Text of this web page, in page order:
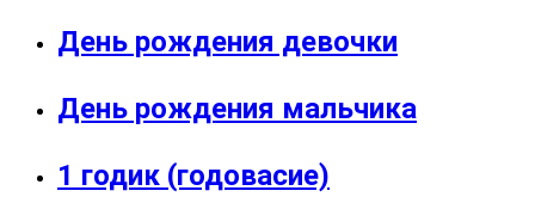
День рождения девочки
День рождения мальчика
1 годик (годовасие)